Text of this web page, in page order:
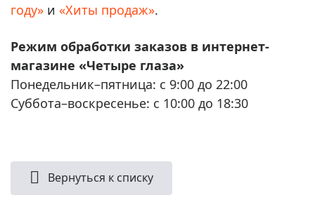
году» и «Хиты продаж».
Режим обработки заказов в интернет-
магазине «Четыре глаза»
Понедельник–пятница: с 9:00 до 22:00
Суббота–воскресенье: с 10:00 до 18:30
Вернуться к списку